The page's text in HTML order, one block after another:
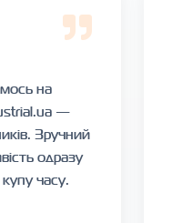
на
—
Зручний
одразу
часу.